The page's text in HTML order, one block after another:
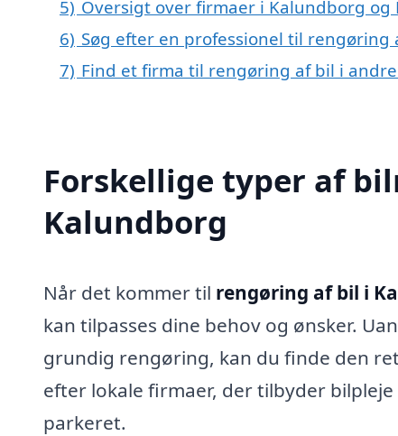
5) Oversigt over firmaer i Kalundborg
6) Søg efter en professionel til
7) Find et firma til rengøring af bil i
Forskellige typer af
Kalundborg
Når det kommer til rengøring af bil i
kan tilpasses dine behov og ønsker.
grundig rengøring, kan du finde den
efter lokale firmaer, der tilbyder
parkeret.